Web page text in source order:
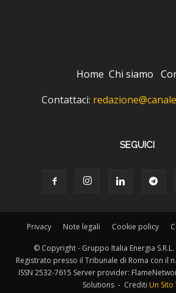
Home Chi siamo
Contattaci:
SEGUICI
Privacy Note legali Cookie policy
© Copyright - Gruppo Italia Energia
Registrato presso il Tribunale di Roma con il
ISSN 2532-7615 Server provider:
Solutions - Crediti Un Sito